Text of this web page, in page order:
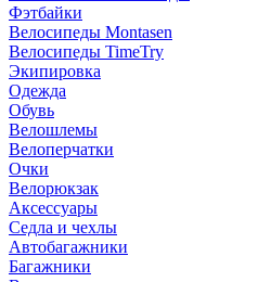
Фэтбайки
Велосипеды Montasen
Велосипеды TimeTry
Экипировка
Одежда
Обувь
Велошлемы
Велоперчатки
Очки
Велорюкзак
Аксессуары
Седла и чехлы
Автобагажники
Багажники